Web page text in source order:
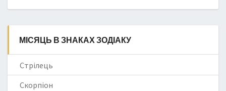
МІСЯЦЬ В ЗНАКАХ ЗОДІАКУ
Стрілець
Скорпіон